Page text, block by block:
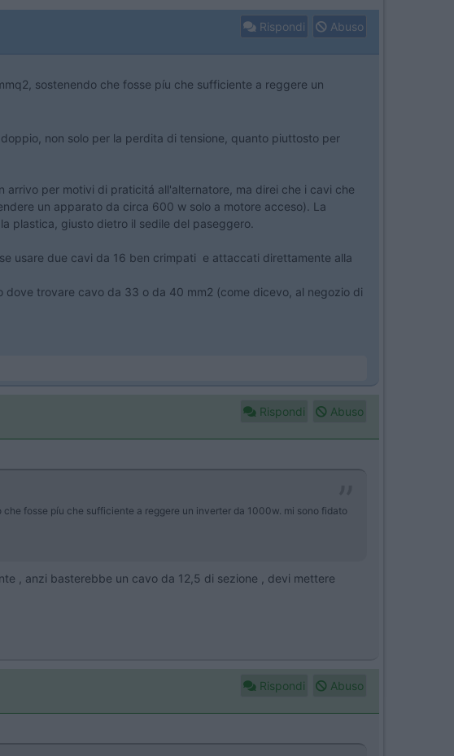
Rispondi Abuso
sostenendo che fosse píu che sufficiente a reggere un
non solo per la perdita di tensione, quanto piuttosto per
per motivi di praticitá all'alternatore, ma direi che i cavi che
un apparato da circa 600 w solo a motore acceso). La
plastica, giusto dietro il sedile del paseggero.
usare due cavi da 16 ben crimpati e attaccati direttamente alla
trovare cavo da 33 o da 40 mm2 (come dicevo, al negozio di
Rispondi Abuso
fosse píu che sufficiente a reggere un inverter da 1000w. mi sono fidato
, anzi basterebbe un cavo da 12,5 di sezione , devi mettere
Rispondi Abuso